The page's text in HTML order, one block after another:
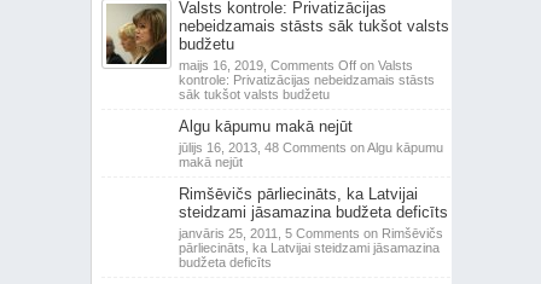
Valsts kontrole: Privatizācijas
nebeidzamais stāsts sāk tukšot valsts
budžetu
maijs 16, 2019, Comments Offon Valsts
kontrole: Privatizācijas nebeidzamais stāsts
sāk tukšot valsts budžetu
Algu kāpumu makā nejūt
jūlijs 16, 2013, 48 Comments on Algu kāpumu
makā nejūt
Rimšēvičs pārliecināts, ka Latvijai
steidzami jāsamazina budžeta deficīts
janvāris 25, 2011, 5 Comments on Rimšēvičs
pārliecināts, ka Latvijai steidzami jāsamazina
budžeta deficīts